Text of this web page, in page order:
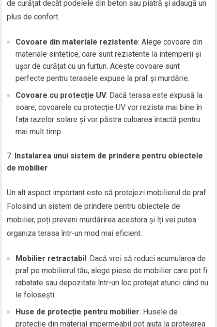
de curățat decât podelele din beton sau piatră și adaugă un
plus de confort.
Covoare din materiale rezistente: Alege covoare din
materiale sintetice, care sunt rezistente la intemperii și
ușor de curățat cu un furtun. Aceste covoare sunt
perfecte pentru terasele expuse la praf și murdărie.
Covoare cu protecție UV: Dacă terasa este expusă la
soare, covoarele cu protecție UV vor rezista mai bine în
fața razelor solare și vor păstra culoarea intactă pentru
mai mult timp.
Instalarea unui sistem de prindere pentru obiectele
de mobilier
Un alt aspect important este să protejezi mobilierul de praf.
Folosind un sistem de prindere pentru obiectele de
mobilier, poți preveni murdărirea acestora și îți vei putea
organiza terasa într-un mod mai eficient.
Mobilier retractabil: Dacă vrei să reduci acumularea de
praf pe mobilierul tău, alege piese de mobilier care pot fi
rabatate sau depozitate într-un loc protejat atunci când nu
le folosești.
Huse de protecție pentru mobilier: Husele de
protecție din material impermeabil pot ajuta la protejarea